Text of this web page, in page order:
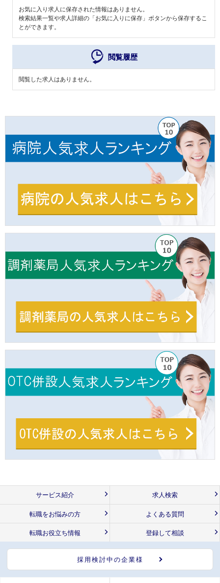
お気に入り求人に保存された情報はありません。
検索結果一覧や求人詳細の「お気に入りに保存」ボタンから保存するこ
とができます。
閲覧履歴
閲覧した求人はありません。
サービス紹介 求人検索
転職をお悩みの方 よくある質問
転職お役立ち情報 登録して相談
採用検討中の企業様